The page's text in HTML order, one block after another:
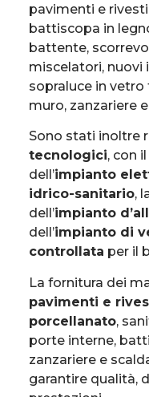
pavimenti e
battiscopa in
battente,
miscelatori, nuovi
sopraluce in vetro
muro, zanzariere
Sono stati inoltre
tecnologici, con
dell’impianto
idrico-sanitario,
dell’impianto
dell’impianto di
controllata per il
La fornitura dei
pavimenti e
porcellanato,
porte interne,
zanzariere e
garantire qualità,